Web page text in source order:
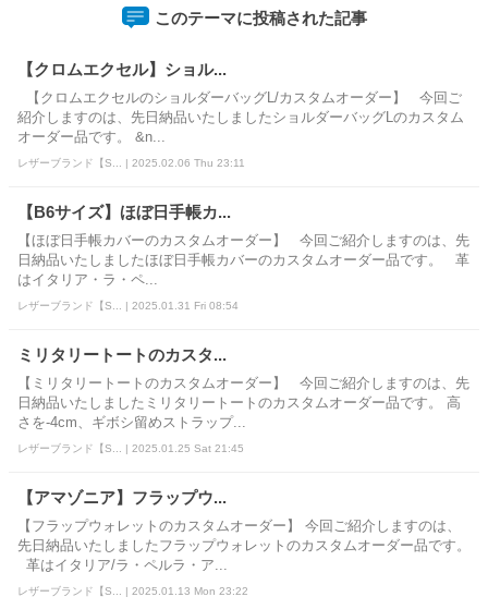
このテーマに投稿された記事
【クロムエクセル】ショル...
【クロムエクセルのショルダーバッグL/カスタムオーダー】 今回ご
紹介しますのは、先日納品いたしましたショルダーバッグLのカスタム
オーダー品です。 &n...
レザーブランド【S... | 2025.02.06 Thu 23:11
【B6サイズ】ほぼ日手帳カ...
【ほぼ日手帳カバーのカスタムオーダー】 今回ご紹介しますのは、先
日納品いたしましたほぼ日手帳カバーのカスタムオーダー品です。 革
はイタリア・ラ・ペ...
レザーブランド【S... | 2025.01.31 Fri 08:54
ミリタリートートのカスタ...
【ミリタリートートのカスタムオーダー】 今回ご紹介しますのは、先
日納品いたしましたミリタリートートのカスタムオーダー品です。 高
さを-4cm、ギボシ留めストラップ...
レザーブランド【S... | 2025.01.25 Sat 21:45
【アマゾニア】フラップウ...
【フラップウォレットのカスタムオーダー】 今回ご紹介しますのは、
先日納品いたしましたフラップウォレットのカスタムオーダー品です。
革はイタリア/ラ・ペルラ・ア...
レザーブランド【S... | 2025.01.13 Mon 23:22